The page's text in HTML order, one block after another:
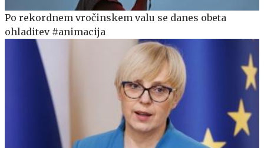
Po rekordnem vročinskem valu se danes obeta
ohladitev #animacija